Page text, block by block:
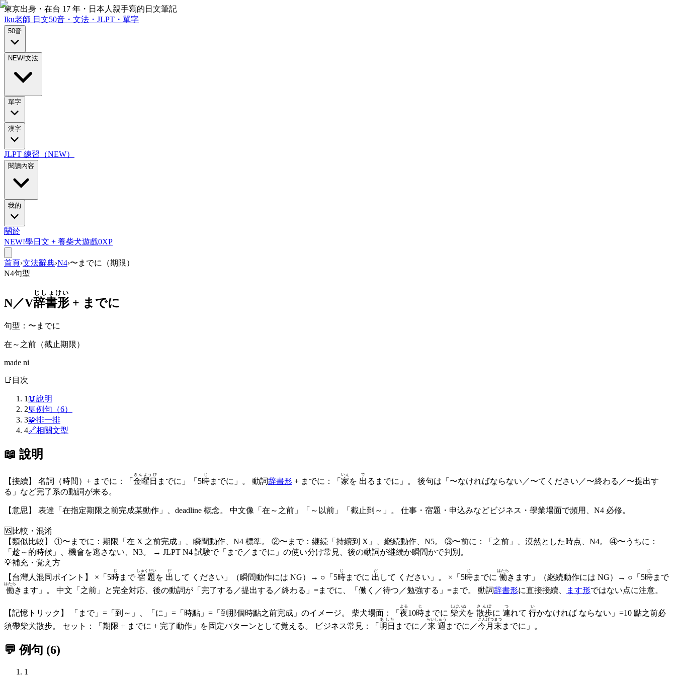
東京出身・在台 17 年・日本人親手寫的日文筆記
Iku老師 日文50音・文法・JLPT・單字
50音
NEW!文法
單字
漢字
JLPT 練習（NEW）
閱讀內容
我的
關於
NEW!學日文 + 養柴犬遊戲0XP
首頁›文法辭典›N4›〜までに（期限）
N4句型
N／V辞書形
じしょけい
+ までに
句型 ： 〜までに
在～之前（截止期限）
made ni
📑 目次
1 📖說明
2💬例句（6）
3🧩排一排
4🔗相關文型
📖 說明
【接續】 名詞（時間）+ までに：「 金曜日
きんようび
までに」「5時
じ
までに」。 動詞辞書形 + までに：「 家
いえ
を 出
で
るまでに」。 後句は「〜なければならない／〜てください／〜終わる／〜提出す
る」など完了系の動詞が来る。
【意思】 表達「在指定期限之前完成某動作」、deadline 概念。 中文像「在～之前」「～以前」「截止到～」。 仕事・宿題・申込みなどビジネス・學業場面で頻用、N4 必修。
🆚 比較・混淆
【類似比較】 ①〜までに：期限「在 X 之前完成」、瞬間動作、N4 標準。 ②〜まで：継続「持續到 X」、継続動作、N5。 ③〜前に：「之前」、漠然とした時点、N4。 ④〜うちに：
「趁～的時候」、機會を逃さない、N3。 → JLPT N4 試験で「まで／までに」の使い分け常見、後の動詞が継続か瞬間かで判別。
💡補充・覚え方
【台灣人混同ポイント】 ×「5時
じ
まで宿題
しゅくだい
を 出
だ
して ください」（瞬間動作には NG）→ ○「5時
じ
までに 出
だ
して ください」。 ×「5時
じ
までに 働
はたら
きます」（継続動作には NG）→ ○「5時
じ
まで
働
はたら
きます」。 中文「之前」と完全対応、後の動詞が「完了する／提出する／終わる」=までに、「働く／待つ／勉強する」=まで。 動詞辞書形に直接接續、 ます形ではない点に注意。
【記憶トリック】 「まで」=「到～」、「に」=「時點」=「到那個時點之前完成」のイメージ。 柴犬場面：「 夜
よる
10時
じ
までに 柴犬
しばいぬ
を 散歩
さんぽ
に 連
つ
れて 行
い
かなければ ならない」=10 點之前必
須帶柴犬散步。 セット：「期限 + までに + 完了動作」を固定パターンとして覚える。 ビジネス常見：「 明日
あした
までに／来週
らいしゅう
までに／今月末
こんげつまつ
までに」。
💬 例句 (6)
1